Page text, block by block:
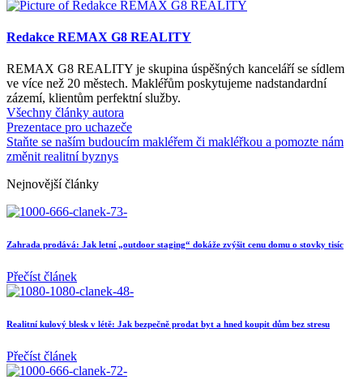
Redakce REMAX G8 REALITY
REMAX G8 REALITY je skupina úspěšných kanceláří se sídlem
ve více než 20 městech. Makléřům poskytujeme nadstandardní
zázemí, klientům perfektní služby.
Všechny články autora
Prezentace pro uchazeče
Staňte se naším budoucím makléřem či makléřkou a pomozte nám
změnit realitní byznys
Nejnovější články
Zahrada prodává: Jak letní „outdoor staging“ dokáže zvýšit cenu domu o stovky tisíc
Přečíst článek
Realitní kulový blesk v létě: Jak bezpečně prodat byt a hned koupit dům bez stresu
Přečíst článek